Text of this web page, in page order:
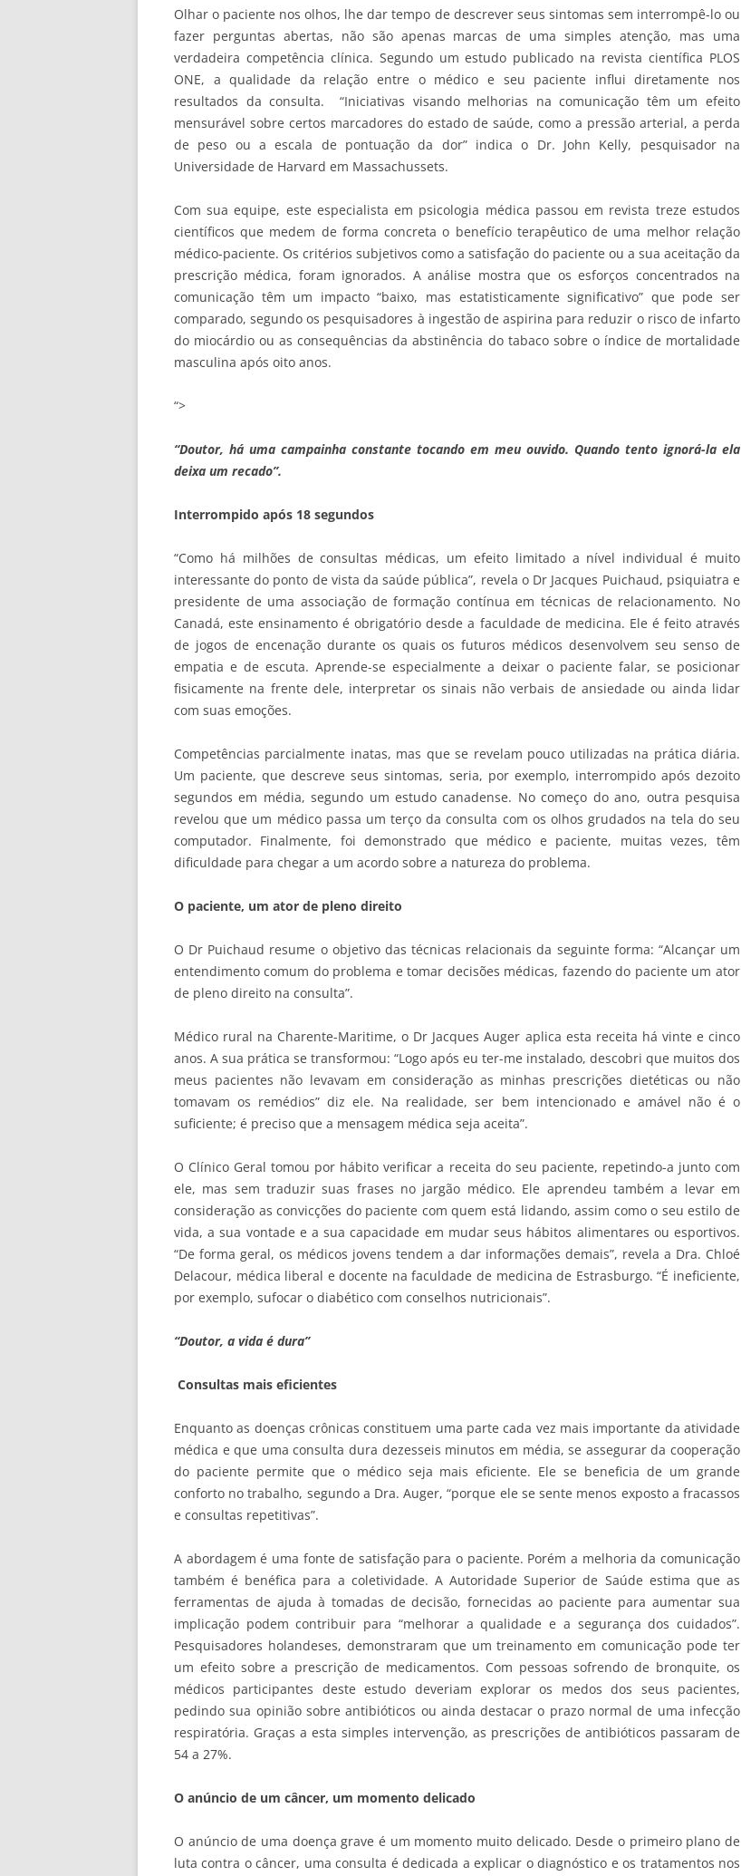
Olhar o paciente nos olhos, lhe dar tempo de descrever seus sintomas sem interrompê-lo ou
fazer perguntas abertas, não são apenas marcas de uma simples atenção, mas uma
verdadeira competência clínica. Segundo um estudo publicado na revista científica PLOS
ONE, a qualidade da relação entre o médico e seu paciente influi diretamente nos
resultados da consulta. “Iniciativas visando melhorias na comunicação têm um efeito
mensurável sobre certos marcadores do estado de saúde, como a pressão arterial, a perda
de peso ou a escala de pontuação da dor” indica o Dr. John Kelly, pesquisador na
Universidade de Harvard em Massachussets.
Com sua equipe, este especialista em psicologia médica passou em revista treze estudos
científicos que medem de forma concreta o benefício terapêutico de uma melhor relação
médico-paciente. Os critérios subjetivos como a satisfação do paciente ou a sua aceitação da
prescrição médica, foram ignorados. A análise mostra que os esforços concentrados na
comunicação têm um impacto “baixo, mas estatisticamente significativo” que pode ser
comparado, segundo os pesquisadores à ingestão de aspirina para reduzir o risco de infarto
do miocárdio ou as consequências da abstinência do tabaco sobre o índice de mortalidade
masculina após oito anos.
“>
“Doutor, há uma campainha constante tocando em meu ouvido. Quando tento ignorá-la ela
deixa um recado”.
Interrompido após 18 segundos
“Como há milhões de consultas médicas, um efeito limitado a nível individual é muito
interessante do ponto de vista da saúde pública”, revela o Dr Jacques Puichaud, psiquiatra e
presidente de uma associação de formação contínua em técnicas de relacionamento. No
Canadá, este ensinamento é obrigatório desde a faculdade de medicina. Ele é feito através
de jogos de encenação durante os quais os futuros médicos desenvolvem seu senso de
empatia e de escuta. Aprende-se especialmente a deixar o paciente falar, se posicionar
fisicamente na frente dele, interpretar os sinais não verbais de ansiedade ou ainda lidar
com suas emoções.
Competências parcialmente inatas, mas que se revelam pouco utilizadas na prática diária.
Um paciente, que descreve seus sintomas, seria, por exemplo, interrompido após dezoito
segundos em média, segundo um estudo canadense. No começo do ano, outra pesquisa
revelou que um médico passa um terço da consulta com os olhos grudados na tela do seu
computador. Finalmente, foi demonstrado que médico e paciente, muitas vezes, têm
dificuldade para chegar a um acordo sobre a natureza do problema.
O paciente, um ator de pleno direito
O Dr Puichaud resume o objetivo das técnicas relacionais da seguinte forma: “Alcançar um
entendimento comum do problema e tomar decisões médicas, fazendo do paciente um ator
de pleno direito na consulta”.
Médico rural na Charente-Maritime, o Dr Jacques Auger aplica esta receita há vinte e cinco
anos. A sua prática se transformou: “Logo após eu ter-me instalado, descobri que muitos dos
meus pacientes não levavam em consideração as minhas prescrições dietéticas ou não
tomavam os remédios” diz ele. Na realidade, ser bem intencionado e amável não é o
suficiente; é preciso que a mensagem médica seja aceita”.
O Clínico Geral tomou por hábito verificar a receita do seu paciente, repetindo-a junto com
ele, mas sem traduzir suas frases no jargão médico. Ele aprendeu também a levar em
consideração as convicções do paciente com quem está lidando, assim como o seu estilo de
vida, a sua vontade e a sua capacidade em mudar seus hábitos alimentares ou esportivos.
“De forma geral, os médicos jovens tendem a dar informações demais”, revela a Dra. Chloé
Delacour, médica liberal e docente na faculdade de medicina de Estrasburgo. “É ineficiente,
por exemplo, sufocar o diabético com conselhos nutricionais”.
“Doutor, a vida é dura”
Consultas mais eficientes
Enquanto as doenças crônicas constituem uma parte cada vez mais importante da atividade
médica e que uma consulta dura dezesseis minutos em média, se assegurar da cooperação
do paciente permite que o médico seja mais eficiente. Ele se beneficia de um grande
conforto no trabalho, segundo a Dra. Auger, “porque ele se sente menos exposto a fracassos
e consultas repetitivas”.
A abordagem é uma fonte de satisfação para o paciente. Porém a melhoria da comunicação
também é benéfica para a coletividade. A Autoridade Superior de Saúde estima que as
ferramentas de ajuda à tomadas de decisão, fornecidas ao paciente para aumentar sua
implicação podem contribuir para “melhorar a qualidade e a segurança dos cuidados”.
Pesquisadores holandeses, demonstraram que um treinamento em comunicação pode ter
um efeito sobre a prescrição de medicamentos. Com pessoas sofrendo de bronquite, os
médicos participantes deste estudo deveriam explorar os medos dos seus pacientes,
pedindo sua opinião sobre antibióticos ou ainda destacar o prazo normal de uma infecção
respiratória. Graças a esta simples intervenção, as prescrições de antibióticos passaram de
54 a 27%.
O anúncio de um câncer, um momento delicado
O anúncio de uma doença grave é um momento muito delicado. Desde o primeiro plano de
luta contra o câncer, uma consulta é dedicada a explicar o diagnóstico e os tratamentos nos